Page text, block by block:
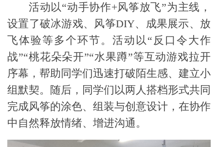
活动以“动手协作+风筝放飞”为主线，
设置了破冰游戏、风筝DIY、成果展示、 放
飞体验等多个环节。 活动以 “反口令大作
战”“桃花朵朵开”“水果蹲”等互动游戏拉开
序幕 ，帮助同学们迅速打破陌生感、建立小
组默契。随后， 同学们 以两人搭档形式共同
完成风筝的涂色、组装与创意设计，在协作
中自然释放情绪、增进沟通。